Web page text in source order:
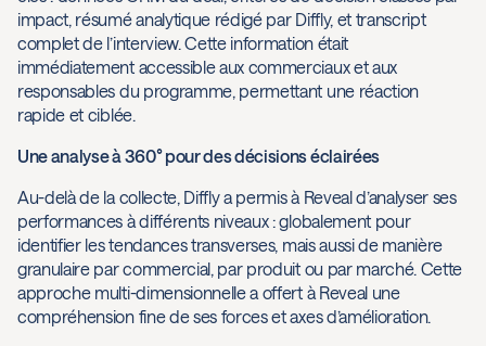
impact, résumé analytique rédigé par Diffly, et transcript
complet de l’interview. Cette information était
immédiatement accessible aux commerciaux et aux
responsables du programme, permettant une réaction
rapide et ciblée.
Une analyse à 360° pour des décisions éclairées
Au-delà de la collecte, Diffly a permis à Reveal d’analyser ses
performances à différents niveaux : globalement pour
identifier les tendances transverses, mais aussi de manière
granulaire par commercial, par produit ou par marché. Cette
approche multi-dimensionnelle a offert à Reveal une
compréhension fine de ses forces et axes d’amélioration.